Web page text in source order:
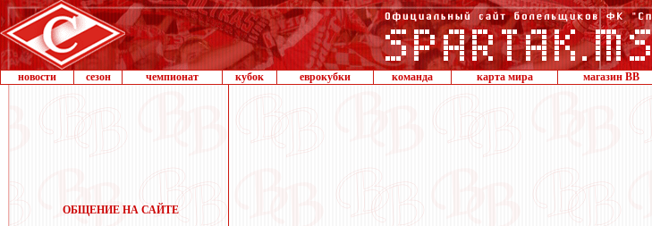
новости сезон чемпионат кубок еврокубки команда карта мира магазин ВВ
ОБЩЕНИЕ НА САЙТЕ